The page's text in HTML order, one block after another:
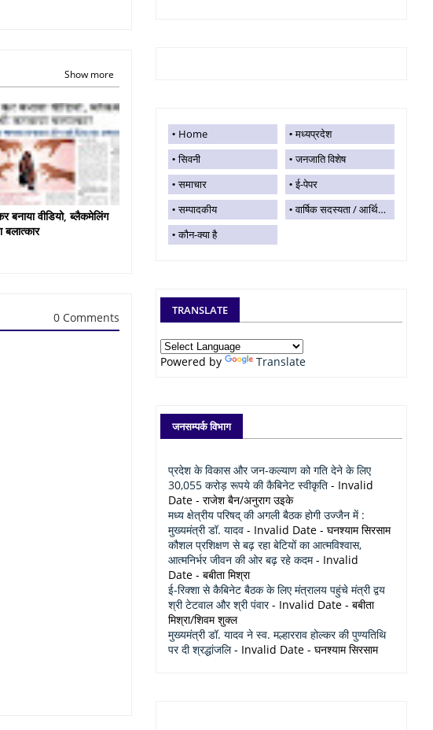
Show more
बनाया वीडियो, ब्लैकमेलिंग
बलात्कार
0 Comments
Home
मध्यप्रदेश
सिवनी
जनजाति विशेष
समाचार
ई-पेपर
सम्पादकीय
वार्षिक सदस्यता / आर्थिक सहयोग
कौन-क्या है
TRANSLATE
Powered by Translate
जनसम्पर्क विभाग
प्रदेश के विकास और जन-कल्याण को गति देने के लिए
30,055 करोड़ रूपये की कैबिनेट स्वीकृति - Invalid
Date - राजेश बैन/अनुराग उइके
मध्य क्षेत्रीय परिषद् की अगली बैठक होगी उज्जैन में :
मुख्यमंत्री डॉ. यादव - Invalid Date - घनश्याम सिरसाम
कौशल प्रशिक्षण से बढ़ रहा बेटियों का आत्मविश्वास,
आत्मनिर्भर जीवन की ओर बढ़ रहे कदम- Invalid
Date - बबीता मिश्रा
ई-रिक्शा से कैबिनेट बैठक के लिए मंत्रालय पहुंचे मंत्री द्वय
श्री टेटवाल और श्री पंवार- Invalid Date - बबीता
मिश्रा/शिवम शुक्ल
मुख्यमंत्री डॉ. यादव ने स्व. मल्हारराव होल्कर की पुण्यतिथि
पर दी श्रद्धांजलि- Invalid Date - घनश्याम सिरसाम